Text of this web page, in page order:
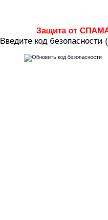
Защита от
Введите код безопасности